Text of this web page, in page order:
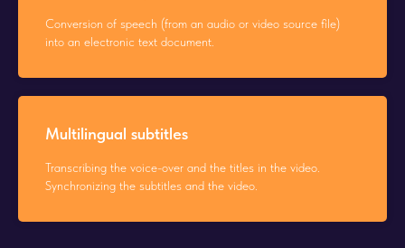
Conversion of speech (from an audio or video source file)
into an electronic text document.
Multilingual subtitles
Transcribing the voice-over and the titles in the video.
Synchronizing the subtitles and the video.